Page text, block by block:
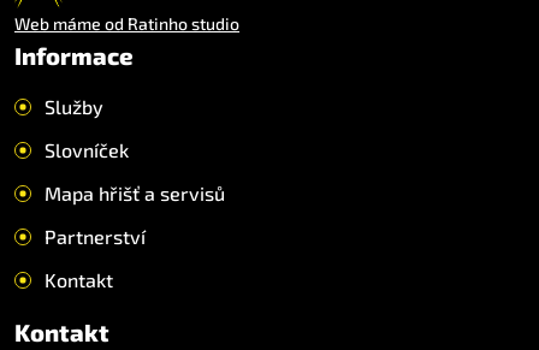
Web máme od Ratinho studio
Informace
Služby
Slovníček
Mapa hřišť a servisů
Partnerství
Kontakt
Kontakt